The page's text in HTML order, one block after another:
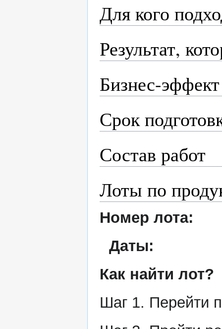
Для кого
Результат,
Бизнес-эффект
Срок
Состав работ
Лоты по
Номер лота:
Даты:
Как найти лот?
Шаг 1. Перейти